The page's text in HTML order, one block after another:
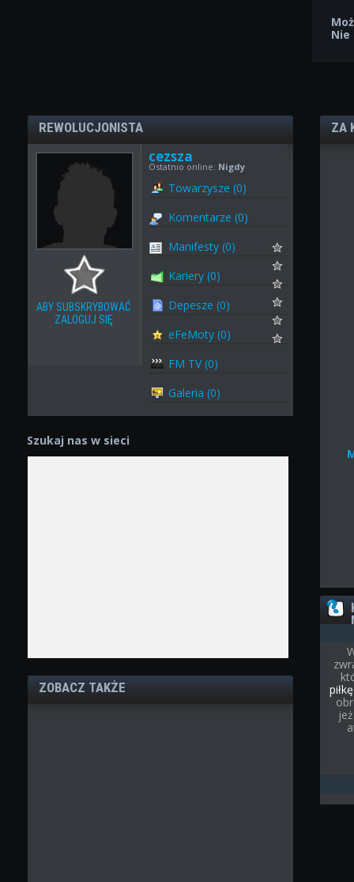
REWOLUCJONISTA
ABY SUBSKRYBOWAĆ
ZALOGUJ SIĘ
cezsza
Ostatnio online: Nigdy
Towarzysze (0)
Komentarze (0)
Manifesty (0)
Kariery (0)
Depesze (0)
eFeMoty (0)
FM TV (0)
Galeria (0)
Szukaj nas w sieci
ZOBACZ TAKŻE
ZA
piłkę